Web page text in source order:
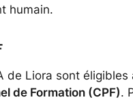
humain.
de Liora sont éligibles
de Formation (CPF).